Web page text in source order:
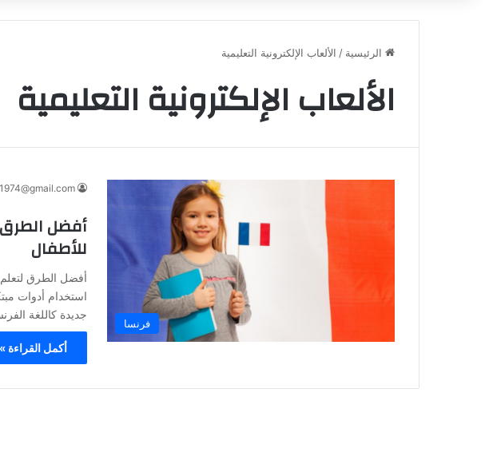
الرئيسية / الألعاب الإلكترونية التعليمية
الألعاب الإلكترونية التعليمية
فرنسا
أفضل الطرق
للأطفال
أفضل الطرق لتعلم
استخدام أدوات
جديدة كاللغة
أكمل القراءة »